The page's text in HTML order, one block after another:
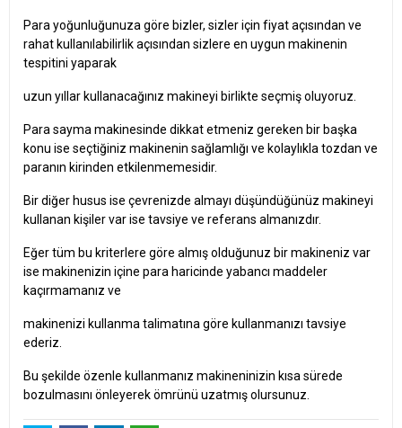
Para yoğunluğunuza göre bizler, sizler için fiyat açısından ve
rahat kullanılabilirlik açısından sizlere en uygun makinenin
tespitini yaparak
uzun yıllar kullanacağınız makineyi birlikte seçmiş oluyoruz.
Para sayma makinesinde dikkat etmeniz gereken bir başka
konu ise seçtiğiniz makinenin sağlamlığı ve kolaylıkla tozdan ve
paranın kirinden etkilenmemesidir.
Bir diğer husus ise çevrenizde almayı düşündüğünüz makineyi
kullanan kişiler var ise tavsiye ve referans almanızdır.
Eğer tüm bu kriterlere göre almış olduğunuz bir makineniz var
ise makinenizin içine para haricinde yabancı maddeler
kaçırmamanız ve
makinenizi kullanma talimatına göre kullanmanızı tavsiye
ederiz.
Bu şekilde özenle kullanmanız makineninizin kısa sürede
bozulmasını önleyerek ömrünü uzatmış olursunuz.